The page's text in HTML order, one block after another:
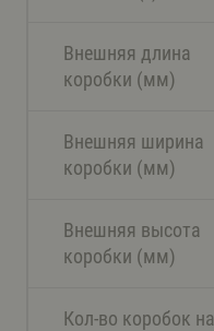
Внешняя длина
коробки (мм)
Внешняя ширина
коробки (мм)
Внешняя высота
коробки (мм)
Кол-во коробок на